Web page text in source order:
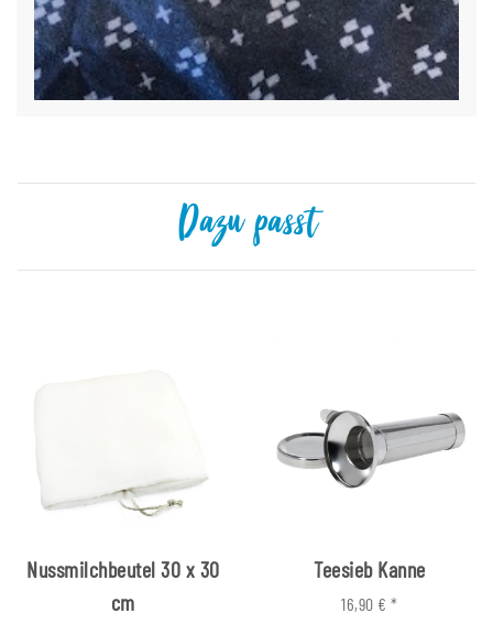
Dazu passt
Nussmilchbeutel 30 x 30
cm
Teesieb Kanne
16,90 €*